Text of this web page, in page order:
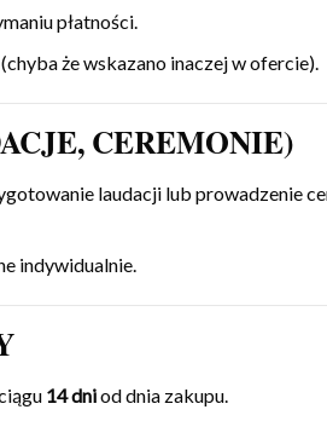
płatności.
że wskazano inaczej w ofercie).
CEREMONIE)
laudacji lub prowadzenie
indywidualnie.
14 dniod dnia zakupu.